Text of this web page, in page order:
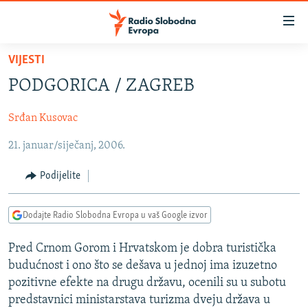
Pređite
glavni
Pređite
na
navigaciju
Pređite
na
pretragu
SRBIJA
KOSOVO
CRNA GORA
VIZUELNO
VIDEO
FOTOGALERIJE
INFOGRAFIKE
PODCASTI
RAT U UKRAJINI
KINA NA BALKANU
RSE PRIČE IZ SVIJETA
VIJESTI
PODGORICA / ZAGREB
Srđan Kusovac
21. januar/siječanj, 2006.
Podijelite
Dodajte Radio Slobodna Evropa u vaš Google izvor
Pred Crnom Gorom i Hrvatskom je dobra turistička
budućnost i ono što se dešava u jednoj ima izuzetno
pozitivne efekte na drugu državu, ocenili su u subotu
predstavnici ministarstava turizma dveju država u